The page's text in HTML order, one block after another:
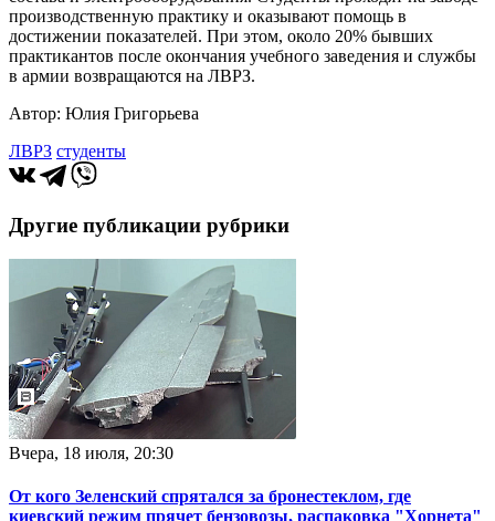
производственную практику и оказывают помощь в
достижении показателей. При этом, около 20% бывших
практикантов после окончания учебного заведения и службы
в армии возвращаются на ЛВРЗ.
Автор: Юлия Григорьева
ЛВРЗ студенты
Другие публикации рубрики
Вчера, 18 июля, 20:30
От кого Зеленский спрятался за бронестеклом, где
киевский режим прячет бензовозы, распаковка "Хорнета"